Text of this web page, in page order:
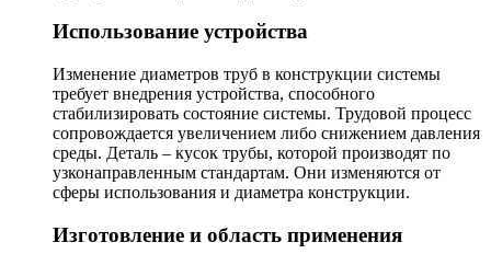
Использование устройства
Изменение диаметров труб в конструкции системы
требует внедрения устройства, способного
стабилизировать состояние системы. Трудовой процесс
сопровождается увеличением либо снижением давления
среды. Деталь – кусок трубы, которой производят по
узконаправленным стандартам. Они изменяются от
сферы использования и диаметра конструкции.
Изготовление и область применения